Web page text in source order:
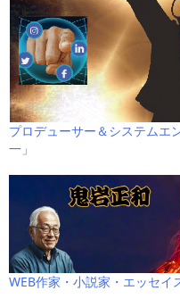
プロデューサー＆システムエ
一」
WEB作家・小説家・エッセイ